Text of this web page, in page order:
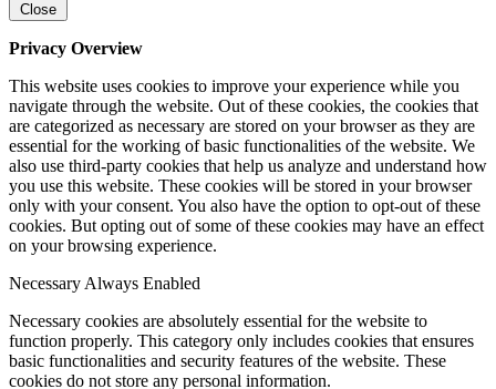
Close
Privacy Overview
This website uses cookies to improve your experience while you
navigate through the website. Out of these cookies, the cookies that
are categorized as necessary are stored on your browser as they are
essential for the working of basic functionalities of the website. We
also use third-party cookies that help us analyze and understand how
you use this website. These cookies will be stored in your browser
only with your consent. You also have the option to opt-out of these
cookies. But opting out of some of these cookies may have an effect
on your browsing experience.
Necessary Always Enabled
Necessary cookies are absolutely essential for the website to
function properly. This category only includes cookies that ensures
basic functionalities and security features of the website. These
cookies do not store any personal information.